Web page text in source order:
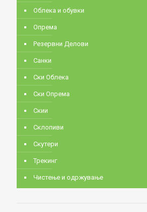
Облека и обувки
Опрема
Резервни Делови
Санки
Ски Облека
Ски Опрема
Скии
Склопиви
Скутери
Трекинг
Чистење и одржување